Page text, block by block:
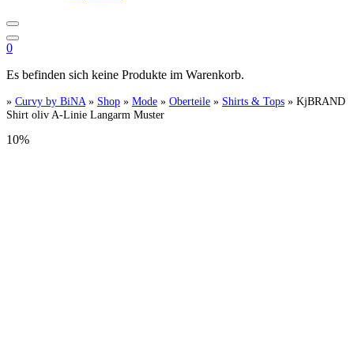
0
Es befinden sich keine Produkte im Warenkorb.
» Curvy by BiNA » Shop » Mode » Oberteile » Shirts & Tops » KjBRAND
Shirt oliv A-Linie Langarm Muster
10%